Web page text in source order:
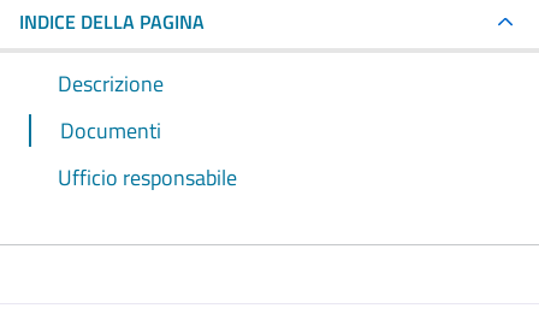
INDICE DELLA PAGINA
Descrizione
Documenti
Ufficio responsabile